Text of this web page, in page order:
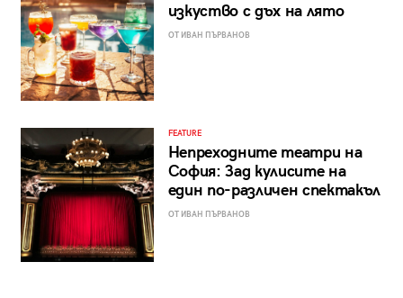
изкуство с дъх на лято
ОТ ИВАН ПЪРВАНОВ
FEATURE
Непреходните театри на
София: Зад кулисите на
един по-различен спектакъл
ОТ ИВАН ПЪРВАНОВ